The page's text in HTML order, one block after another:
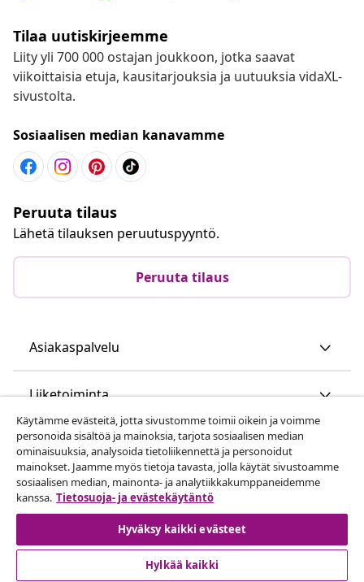
Tilaa uutiskirjeemme
Liity yli 700 000 ostajan joukkoon, jotka saavat
viikoittaisia etuja, kausitarjouksia ja uutuuksia vidaXL-
sivustolta.
Sosiaalisen median kanavamme
Peruuta tilaus
Lähetä tilauksen peruutuspyyntö.
Peruuta tilaus
Asiakaspalvelu
Liiketoiminta
vidaXL
Löydä lisää
Käytämme evästeitä, jotta sivustomme toimii oikein ja voimme
personoida sisältöä ja mainoksia, tarjota sosiaalisen median
ominaisuuksia, analysoida tietoliikennettä ja personoidut
mainokset. Jaamme myös tietoja tavasta, jolla käytät sivustoamme
sosiaalisen median, mainonta- ja analytiikkakumppaneidemme
kanssa. Tietosuoja- ja evästekäytäntö
Hyväksy kaikki evästeet
Hylkää kaikki